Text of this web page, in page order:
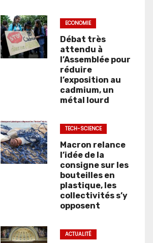
ECONOMIE
Débat très
attendu à
l’Assemblée pour
réduire
l’exposition au
cadmium, un
métal lourd
TECH-SCIENCE
Macron relance
l’idée de la
consigne sur les
bouteilles en
plastique, les
collectivités s’y
opposent
ACTUALITÉ